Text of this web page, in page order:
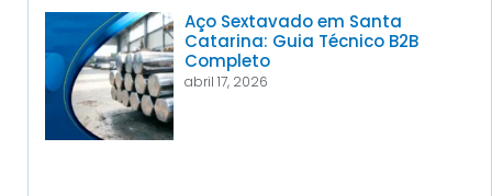
Aço Sextavado em Santa
Catarina: Guia Técnico B2B
Completo
abril 17, 2026